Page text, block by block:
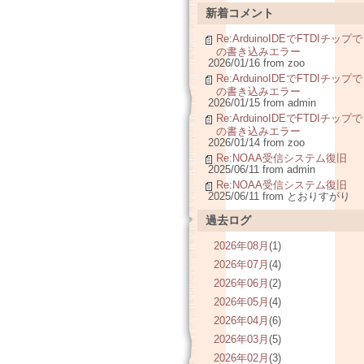
新着コメント
Re:ArduinoIDEでFTDIチップで
の書き込みエラー
2026/01/16 from zoo
Re:ArduinoIDEでFTDIチップで
の書き込みエラー
2026/01/15 from admin
Re:ArduinoIDEでFTDIチップで
の書き込みエラー
2026/01/14 from zoo
Re:NOAA受信システム復旧
2025/06/11 from admin
Re:NOAA受信システム復旧
2025/06/11 from とおりすがり
過去ログ
2026年08月 (1)
2026年07月 (4)
2026年06月 (2)
2026年05月 (4)
2026年04月 (6)
2026年03月 (5)
2026年02月 (3)